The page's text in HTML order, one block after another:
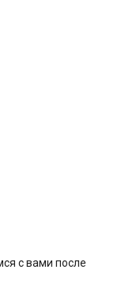
с вами после